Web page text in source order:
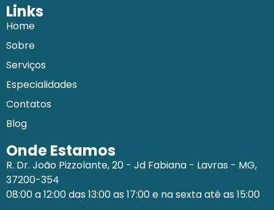
Links
Home
Sobre
Serviços
Especialidades
Contatos
Blog
Onde Estamos
R. Dr. João Pizzolante, 20 - Jd Fabiana - Lavras - MG,
37200-354
08:00 a 12:00 das 13:00 as 17:00 e na sexta até as 15:00